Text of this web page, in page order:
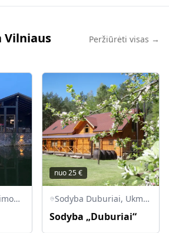
Vilniaus
Peržiūrėti visas →
Zibalų seniunija, Limonių k., Ąžuolų 19, Širvintų rajono savivaldybė
nuo25€
Sodyba Duburiai, Ukmergės rajono savivaldybė, Lietuva
Sodyba „Duburiai“